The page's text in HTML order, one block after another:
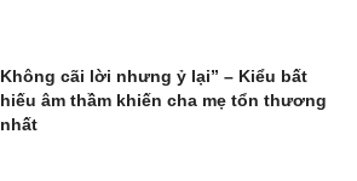
Không cãi lời nhưng ỷ lại” – Kiểu bất
hiếu âm thầm khiến cha mẹ tổn thương
nhất